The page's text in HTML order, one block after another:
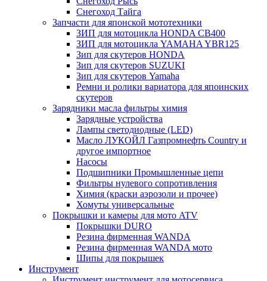
Снегоход Тайга
Запчасти для японской мототехники
ЗИП для мотоцикла HONDA CB400
ЗИП для мотоцикла YAMAHA YBR125
Зип для скутеров HONDA
Зип для скутеров SUZUKI
Зип для скутеров Yamaha
Ремни и ролики вариатора для япоинских
скутеров
Зарядники масла фильтры химия
Зарядные устройства
Лампы светодиодные (LED)
Масло ЛУКОЙЛ Газпромнефть Country и
другое импортное
Насосы
Подшипники Промышленные цепи
Фильтры нулевого сопротивления
Химия (краски аэрозоли и прочее)
Хомуты универсальные
Покрышки и камеры для мото ATV
Покрышки DURO
Резина фирменная WANDA
Резина фирменная WANDA мото
Шипы для покрышек
Инструмент